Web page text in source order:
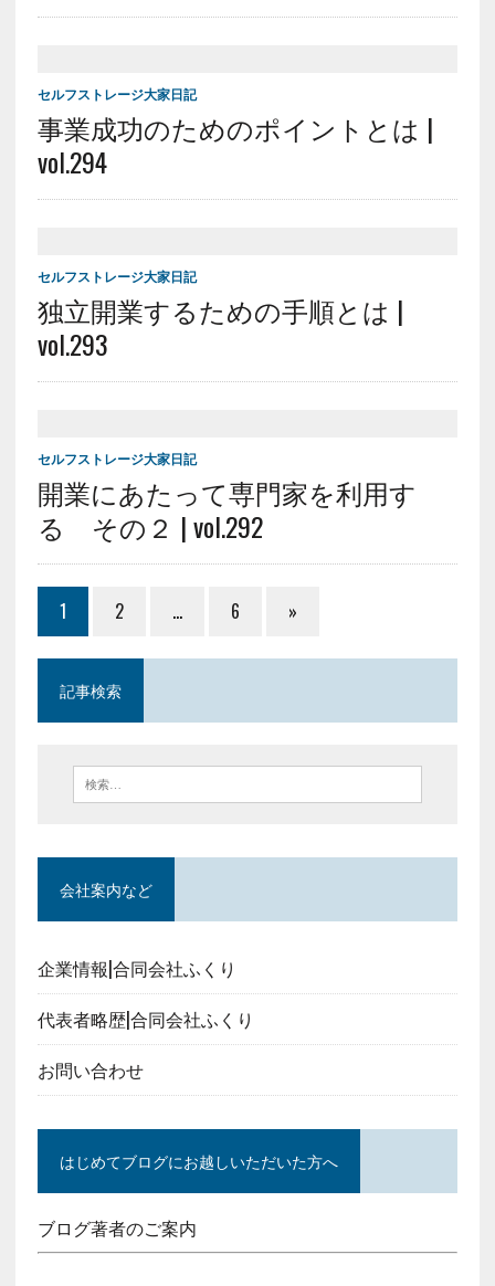
セルフストレージ大家日記
事業成功のためのポイントとは |
vol.294
セルフストレージ大家日記
独立開業するための手順とは |
vol.293
セルフストレージ大家日記
開業にあたって専門家を利用す
る その２ | vol.292
1 2 … 6 »
記事検索
会社案内など
企業情報|合同会社ふくり
代表者略歴|合同会社ふくり
お問い合わせ
はじめてブログにお越しいただいた方へ
ブログ著者のご案内